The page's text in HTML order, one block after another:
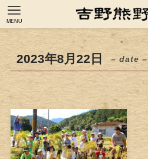
MENU
2023年8月22日 – date –